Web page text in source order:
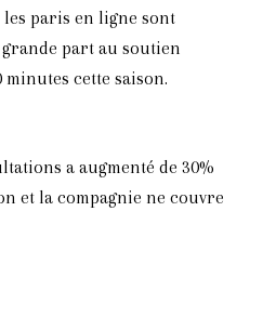
paris en ligne sont
grande part au soutien
cette saison.
a augmenté de 30%
et la compagnie ne couvre